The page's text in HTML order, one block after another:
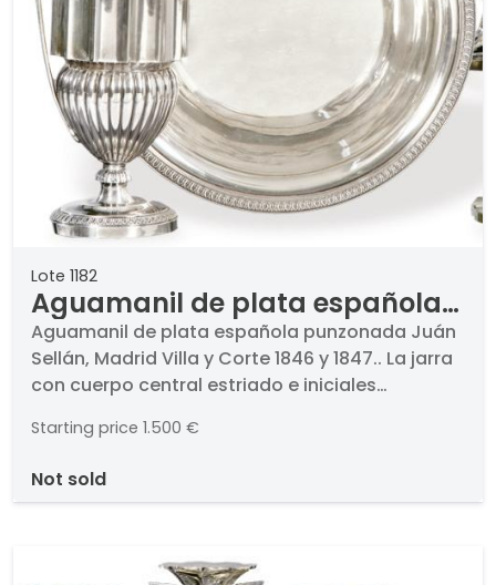
Lote 1182
Aguamanil de plata española
punzonada Juán Sellán,
Madrid Villa y Corte 1846 y 1847.
Aguamanil de plata española punzonada Juán
Sellán, Madrid Villa y Corte 1846 y 1847.. La jarra
con cuerpo central estriado e iniciales
juegos de lavabo más habituales de la época.
Nacional de Artes Decorativas de Madrid (CE
Starting price 1.500 €
not sold